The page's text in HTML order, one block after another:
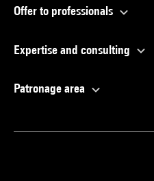
Offer to professionals
Expertise and consulting
Patronage area